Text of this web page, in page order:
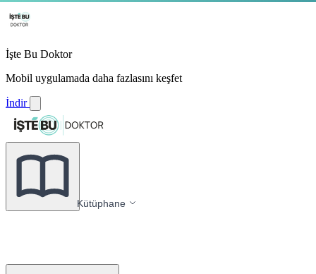
İşte Bu Doktor
Mobil uygulamada daha fazlasını keşfet
İndir
Kütüphane